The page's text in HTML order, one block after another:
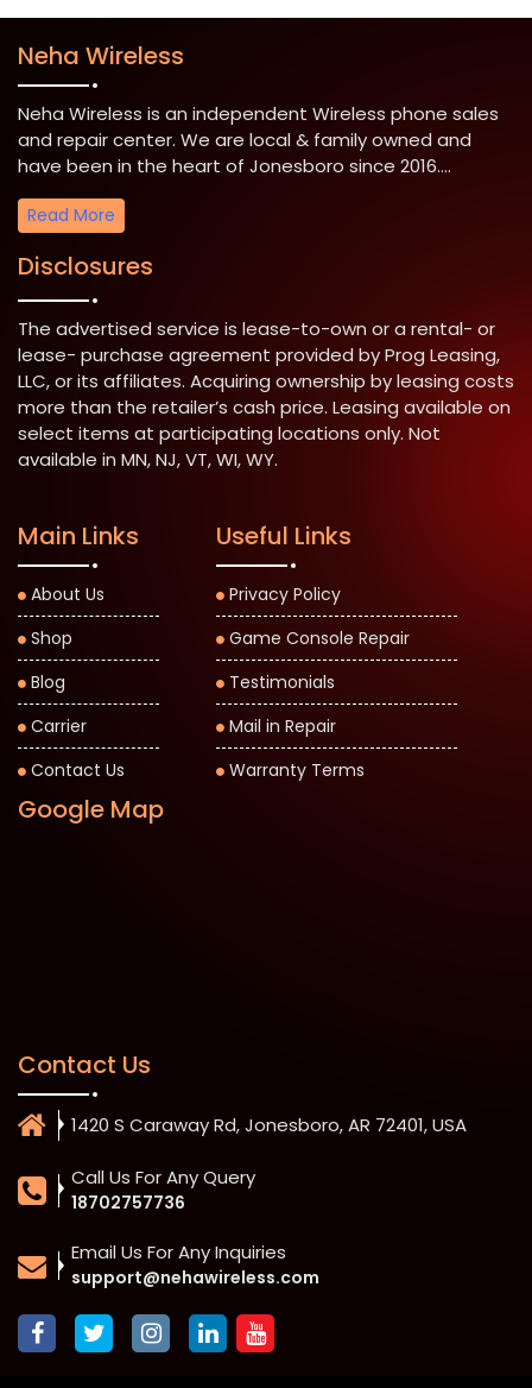
Neha Wireless
Neha Wireless is an independent Wireless phone sales
and repair center. We are local & family owned and
have been in the heart of Jonesboro since 2016....
Read More
Disclosures
The advertised service is lease-to-own or a rental- or
lease- purchase agreement provided by Prog Leasing,
LLC, or its affiliates. Acquiring ownership by leasing costs
more than the retailer’s cash price. Leasing available on
select items at participating locations only. Not
available in MN, NJ, VT, WI, WY.
Main Links
About Us
Shop
Blog
Carrier
Contact Us
Useful Links
Privacy Policy
Game Console Repair
Testimonials
Mail in Repair
Warranty Terms
Google Map
Contact Us
1420 S Caraway Rd, Jonesboro, AR 72401, USA
Call Us For Any Query
18702757736
Email Us For Any Inquiries
support@nehawireless.com